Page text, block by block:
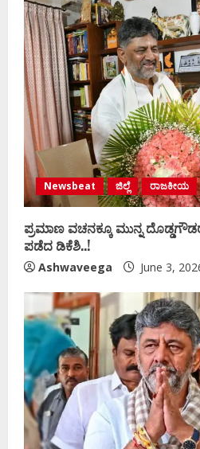
Newsbeat ಜಿಲ್ಲೆ ರಾಜಕೀಯ
ಪ್ರಮಾಣ ವಚನಕ್ಕೂ ಮುನ್ನ
ಪಡೆದ ಡಿಕೆಶಿ..!
Ashwaveega June 3,